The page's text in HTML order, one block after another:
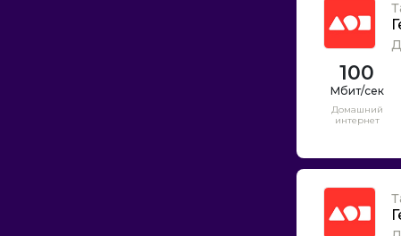
100
Домашний
интернет